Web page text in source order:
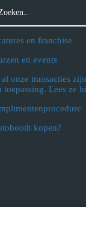
en franchise
en events
onze transacties
toepassing. Lees ze
kopen?